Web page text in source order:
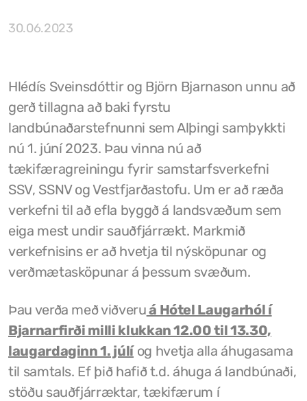
30.06.2023
Hlédís Sveinsdóttir og Björn Bjarnason unnu að
gerð tillagna að baki fyrstu
landbúnaðarstefnunni sem Alþingi samþykkti
nú 1. júní 2023. Þau vinna nú að
tækifæragreiningu fyrir samstarfsverkefni
SSV, SSNV og Vestfjarðastofu. Um er að ræða
verkefni til að efla byggð á landsvæðum sem
eiga mest undir sauðfjárrækt. Markmið
verkefnisins er að hvetja til nýsköpunar og
verðmætasköpunar á þessum svæðum.
Þau verða með viðveruá Hótel Laugarhól í
Bjarnarfirði milli klukkan 12.00 til 13.30,
laugardaginn 1. júlíog hvetja alla áhugasama
til samtals. Ef þið hafið t.d. áhuga á landbúnaði,
stöðu sauðfjárræktar, tækifærum í
Félagsþjónusta Stranda og Reykhólahrepps
Slökkvilið Drangsness
Sorpsamlag Strandasýslu
Grunnskóli Drangsness
Frístundastyrkur
Veiðileyfi
Kotbýli Kuklarans/Galdrasýning